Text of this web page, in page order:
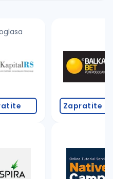
(koristite č, ć, š, đ,
filtere pretrage
Zapratite